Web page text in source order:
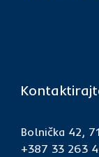
Bolnička 42,
+387 33 263